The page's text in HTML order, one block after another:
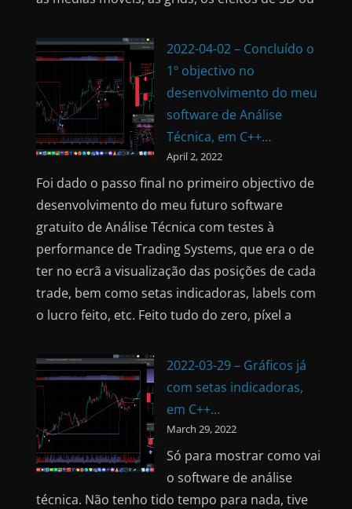
2022-04-02 – Concluído o
1º objectivo no
desenvolvimento do meu
software de Análise
Técnica, em C++…
April 2, 2022
Foi dado o passo final no primeiro objectivo de
desenvolvimento do meu futuro software
gratuito de Análise Técnica com testes à
performance de Trading Systems, que era o de
ter no ecrã a visualização das posições de cada
trade, bem como setas indicadoras, labels com
o lucro feito, etc. Feito tudo do zero, píxel a
2022-03-29 – Gráficos já
com setas indicadoras,
em C++…
March 29, 2022
Só para mostrar como vai
o software de análise
técnica. Não tenho tido tempo para nada, tive